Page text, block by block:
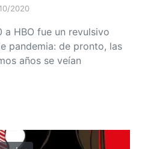
2020
a HBO fue un revulsivo
pandemia: de pronto, las
años se veían